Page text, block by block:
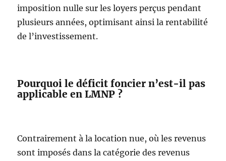
imposition nulle sur les loyers perçus pendant
plusieurs années, optimisant ainsi la rentabilité
de l’investissement.
Pourquoi le déficit foncier n’est-il pas
applicable en LMNP ?
Contrairement à la location nue, où les revenus
sont imposés dans la catégorie des revenus